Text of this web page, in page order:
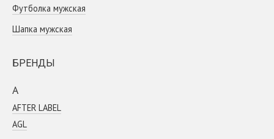
Футболка мужская
Шапка мужская
БРЕНДЫ
A
AFTER LABEL
AGL